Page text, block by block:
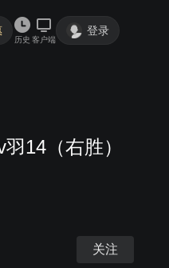
历史 客户端
登录
14（右胜）
关注